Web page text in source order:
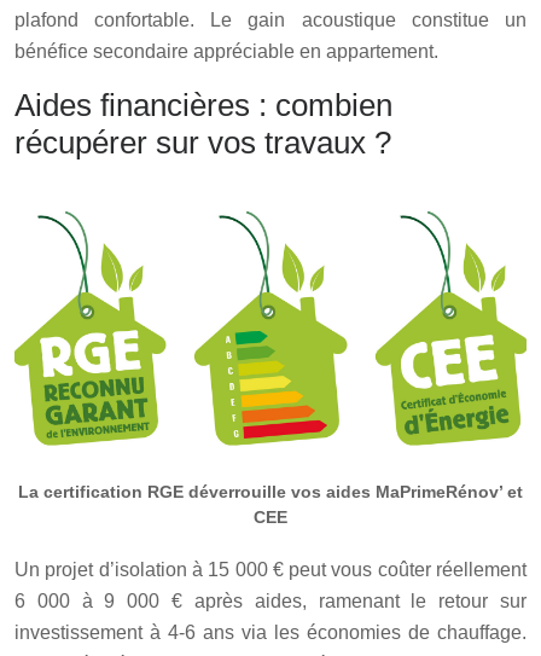
plafond confortable. Le gain acoustique constitue un
bénéfice secondaire appréciable en appartement.
Aides financières : combien
récupérer sur vos travaux ?
La certification RGE déverrouille vos aides MaPrimeRénov’ et
CEE
Un projet d’isolation à 15 000 € peut vous coûter réellement
6 000 à 9 000 € après aides, ramenant le retour sur
investissement à 4-6 ans via les économies de chauffage.